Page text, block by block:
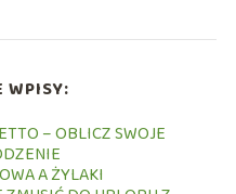
WPISY:
– OBLICZ SWOJE
A ŻYLAKI